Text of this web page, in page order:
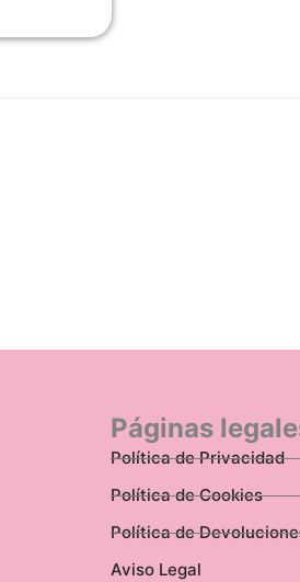
Páginas
Política de Privacidad
Política de Cookies
Política de
Aviso Legal